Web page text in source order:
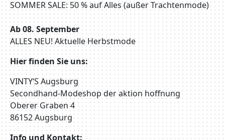
SOMMER SALE: 50 % auf Alles (außer Trachtenmode)
Ab 08. September
ALLES NEU! Aktuelle Herbstmode
Hier finden Sie uns:
VINTY‘S Augsburg
Secondhand-Modeshop der aktion hoffnung
Oberer Graben 4
86152 Augsburg
Info und Kontakt: